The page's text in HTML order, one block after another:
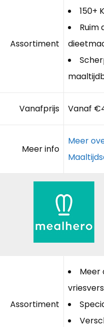
Assortiment
150+
Ruim
Vanafprijs Vanaf
Meer info
Meer
Assortiment
Meer